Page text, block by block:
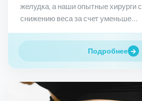
желудка, а наши опытные хирурги
снижению веса за счет уменьше...
Подробнее